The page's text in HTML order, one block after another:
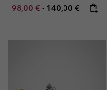
Minimum sale price:
98,00 € - Maximum price:
140,00 €